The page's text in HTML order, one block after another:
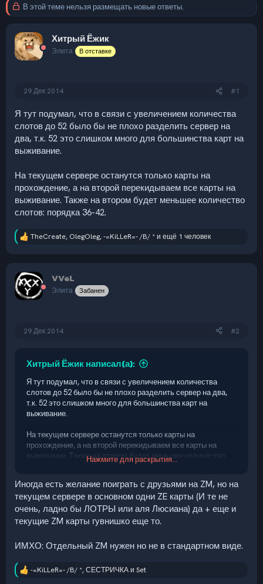
В этой теме нельзя размещать новые ответы.
Хитрый Ёжик
Элита В отставке
29 Дек 2014 #1
Я тут подумал, что в связи с увеличением количества
слотов до 52 было бы не плохо разделить сервер на
два, т.к. 52 это слишком много для большинства карт на
выживание.
На текущем сервере останутся только карты на
прохождение, а на второй перекидываем все карты на
выживание. Также на втором будет меньшее количество
слотов: порядка 36-42.
Р
ц
и
и
TheCreate, OlegOleg,-=KiLLeR=- /B/ *и ещё 1 человек
VVeL
Элита Забанен
29 Дек 2014 #2
Хитрый Ёжик написал(а):
Я тут подумал, что в связи с увеличением количества
слотов до 52 было бы не плохо разделить сервер на два,
т.к. 52 это слишком много для большинства карт на
выживание.
На текущем сервере останутся только карты на
прохождение, а на второй перекидываем все карты на
выживание. Также на втором будет меньшее количество
Нажмите для раскрытия...
Иногда есть желание поиграть с друзьями на ZM, но на
текущем сервере в основном одни ZE карты (И те не
очень, ладно бы ЛОТРЫ или аля Люсиана) да + еще и
текущие ZM карты гувнишко еще то.
ИМХО: Отдельный ZM нужен но не в стандартном виде.
Р
-=KiLLeR=- /B/ *,СЕСТРИЧКАи Set